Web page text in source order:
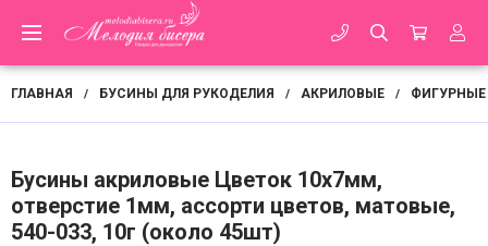
ГЛАВНАЯ / БУСИНЫ ДЛЯ РУКОДЕЛИЯ / АКРИЛОВЫЕ / ФИГУРНЫЕ
Бусины акриловые Цветок 10х7мм,
отверстие 1мм, ассорти цветов, матовые,
540-033, 10г (около 45шт)